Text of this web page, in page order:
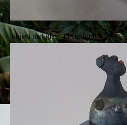
object met glas 45 cm hoog